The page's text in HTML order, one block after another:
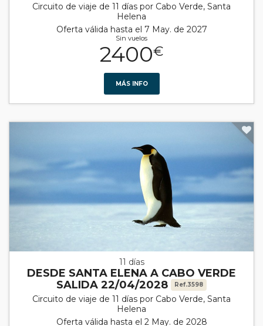
Circuito de viaje de 11 días por Cabo Verde, Santa
Helena
Oferta válida hasta el 7 May. de 2027
Sin vuelos
2400€
MÁS INFO
11 días
DESDE SANTA ELENA A CABO VERDE
SALIDA 22/04/2028
Ref.3598
Circuito de viaje de 11 días por Cabo Verde, Santa
Helena
Oferta válida hasta el 2 May. de 2028